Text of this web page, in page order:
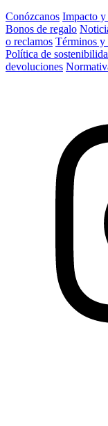
Conózcanos Impacto y
Bonos de regalo
o reclamos Términos y
Política de
devoluciones